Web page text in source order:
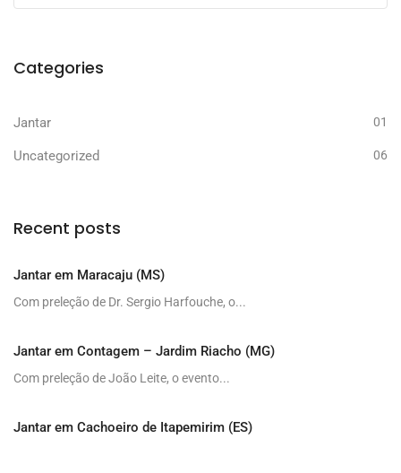
Categories
Jantar 01
Uncategorized 06
Recent posts
Jantar em Maracaju (MS)
Com preleção de Dr. Sergio Harfouche, o...
Jantar em Contagem – Jardim Riacho (MG)
Com preleção de João Leite, o evento...
Jantar em Cachoeiro de Itapemirim (ES)